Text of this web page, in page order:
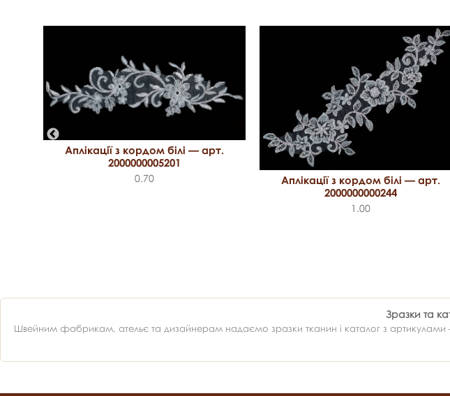
Аплікації з кордом білі — арт.
2000000005201
0.70
Аплікації з кордом білі — арт.
2000000000244
1.00
Зразки та
Швейним фабрикам, ательє та дизайнерам надаємо зразки тканин і каталог з